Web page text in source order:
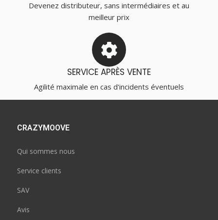
Devenez distributeur, sans intermédiaires et au
meilleur prix
SERVICE APRÈS VENTE
Agilité maximale en cas d'incidents éventuels
CRAZYMOOVE
Qui sommes nous
Service clients
SAV
Avis